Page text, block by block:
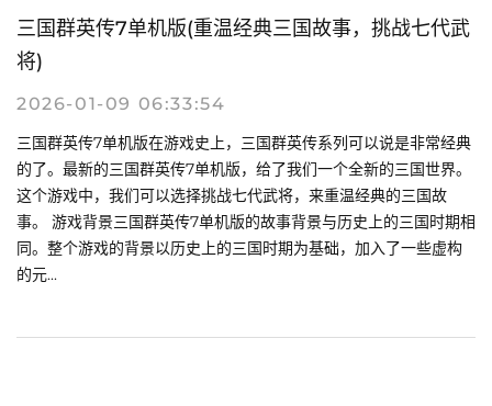
三国群英传7单机版(重温经典三国故事，挑战七代武
将)
2026-01-09 06:33:54
三国群英传7单机版在游戏史上，三国群英传系列可以说是非常经典
的了。最新的三国群英传7单机版，给了我们一个全新的三国世界。
这个游戏中，我们可以选择挑战七代武将，来重温经典的三国故
事。 游戏背景三国群英传7单机版的故事背景与历史上的三国时期相
同。整个游戏的背景以历史上的三国时期为基础，加入了一些虚构
的元...